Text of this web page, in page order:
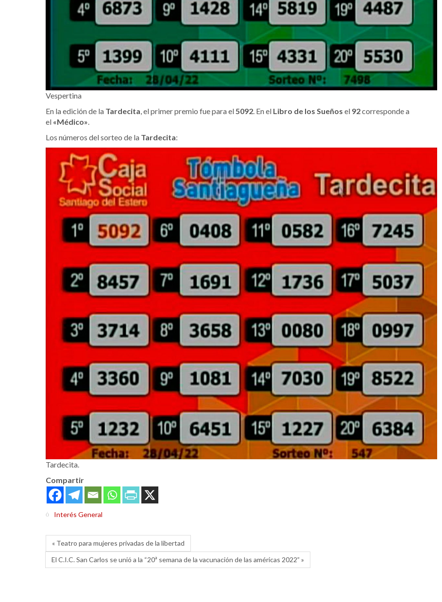
Vespertina
En la edición de la Tardecita , el primer premio fue para el 5092 . En el Libro de los Sueños el 92corresponde a
el «Médico»
Los números del sorteo de la Tardecita:
Tardecita.
Compartir
Interés General
« Teatro para mujeres privadas de la libertad
El C.I.C. San Carlos se unió a la “20ª semana de la vacunación de las américas 2022” »